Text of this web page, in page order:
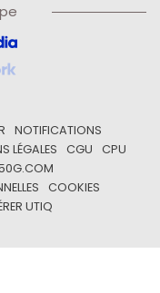
NOTIFICATIONS
LÉGALES CGU
CPU
COOKIES
UTIQ